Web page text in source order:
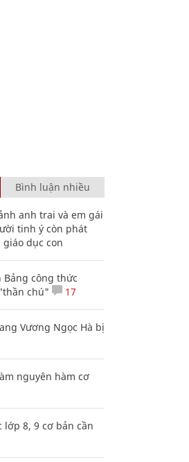
Bình luận nhiều
anh trai và em gái
tinh ý còn phát
dục con
Bảng công thức
chú"
17
Vương Ngọc Hà bị
nguyên hàm cơ
lớp 8, 9 cơ bản cần